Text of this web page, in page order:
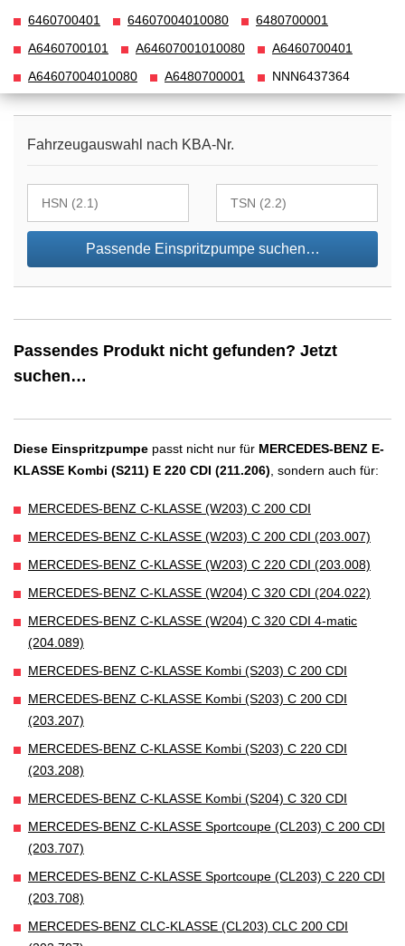
6460700401
64607004010080
6480700001
A6460700101
A64607001010080
A6460700401
A64607004010080
A6480700001 NNN6437364
Fahrzeugauswahl nach KBA-Nr.
Passende Einspritzpumpe suchen…
Passendes Produkt nicht gefunden? Jetzt
suchen…
Diese Einspritzpumpe passt nicht nur für MERCEDES-BENZ E-
KLASSE Kombi (S211) E 220 CDI (211.206), sondern auch für:
MERCEDES-BENZ C-KLASSE (W203) C 200 CDI
MERCEDES-BENZ C-KLASSE (W203) C 200 CDI (203.007)
MERCEDES-BENZ C-KLASSE (W203) C 220 CDI (203.008)
MERCEDES-BENZ C-KLASSE (W204) C 320 CDI (204.022)
MERCEDES-BENZ C-KLASSE (W204) C 320 CDI 4-matic
(204.089)
MERCEDES-BENZ C-KLASSE Kombi (S203) C 200 CDI
MERCEDES-BENZ C-KLASSE Kombi (S203) C 200 CDI
(203.207)
MERCEDES-BENZ C-KLASSE Kombi (S203) C 220 CDI
(203.208)
MERCEDES-BENZ C-KLASSE Kombi (S204) C 320 CDI
MERCEDES-BENZ C-KLASSE Sportcoupe (CL203) C 200 CDI
(203.707)
MERCEDES-BENZ C-KLASSE Sportcoupe (CL203) C 220 CDI
(203.708)
MERCEDES-BENZ CLC-KLASSE (CL203) CLC 200 CDI